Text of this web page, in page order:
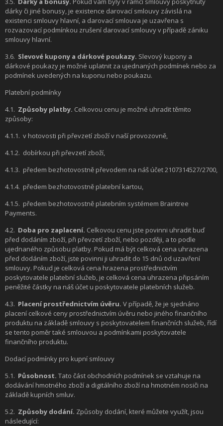
dárky či jiné bonusy, je existence darovací smlouvy závislá na
existenci smlouvy hlavní, a darovací smlouva je uzavřena s
rozvazovací podmínkou zrušení darovací smlouvy v případě zániku
smlouvy hlavní.
3.6. Slevové kupony a dárkové poukazy. Slevový kupony a
dárkové poukazy je možné uplatnit za ujednaných podmínek nebo za
podmínek uvedených na kuponu nebo poukazu.
Platební podmínky
4.1. Způsoby platby. Celkovou cenu je možné uhradit těmito
způsoby:
4.1.1. v hotovosti při převzetí zboží v naší provozovně,
4.1.2. dobírkou při převzetí zboží,
4.1.3. předem bezhotovostně převodem na náš účet 2107314527/2700,
4.1.4. předem bezhotovostně platební kartou,
4.1.5. předem bezhotovostně platebním systémem Braintree
Payments.
4.2. Doba pro zaplacení. Celkovou cenu jste povinni uhradit buď
před dodáním zboží, při převzetí zboží, nebo později, a to podle
ujednaného způsobu platby. Pokud má být celková cena uhrazena
před dodáním zboží, jste povinni ji uhradit do 15 dnů od uzavření
smlouvy. Pokud je celková cena hrazena prostřednictvím
poskytovatele platební služeb, je celková cena uhrazena připsáním
peněžité částky na náš účet u poskytovatele platebních služeb.
4.3. Placení prostřednictvím úvěru. V případě, že je sjednáno
placení celkové ceny prostřednictvím úvěru nebo jiného finančního
produktu na základě smlouvy s poskytovatelem finančních služeb, řídí
se tento poměr také smlouvou a podmínkami poskytovatele
finančního produktu.
Dodací podmínky pro kupní smlouvy
5.1. Působnost. Tato část obchodních podmínek se vztahuje na
dodávání hmotného zboží a digitálního zboží na hmotném nosiči na
základě kupních smluv.
5.2. Způsoby dodání. Způsoby dodání, které můžete využít, jsou
následující: